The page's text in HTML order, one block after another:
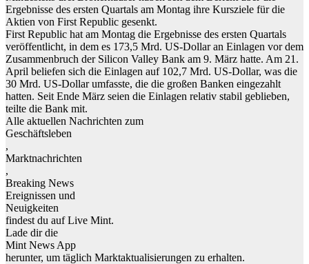
Ergebnisse des ersten Quartals am Montag ihre Kursziele für die
Aktien von First Republic gesenkt.
First Republic hat am Montag die Ergebnisse des ersten Quartals
veröffentlicht, in dem es 173,5 Mrd. US-Dollar an Einlagen vor dem
Zusammenbruch der Silicon Valley Bank am 9. März hatte. Am 21.
April beliefen sich die Einlagen auf 102,7 Mrd. US-Dollar, was die
30 Mrd. US-Dollar umfasste, die die großen Banken eingezahlt
hatten. Seit Ende März seien die Einlagen relativ stabil geblieben,
teilte die Bank mit.
Alle aktuellen Nachrichten zum
Geschäftsleben
,
Marktnachrichten
,
Breaking News
Ereignissen und
Neuigkeiten
findest du auf Live Mint.
Lade dir die
Mint News App
herunter, um täglich Marktaktualisierungen zu erhalten.